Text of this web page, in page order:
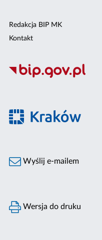
Redakcja BIP MK
Kontakt
Wyślij e-mailem
Wersja do druku